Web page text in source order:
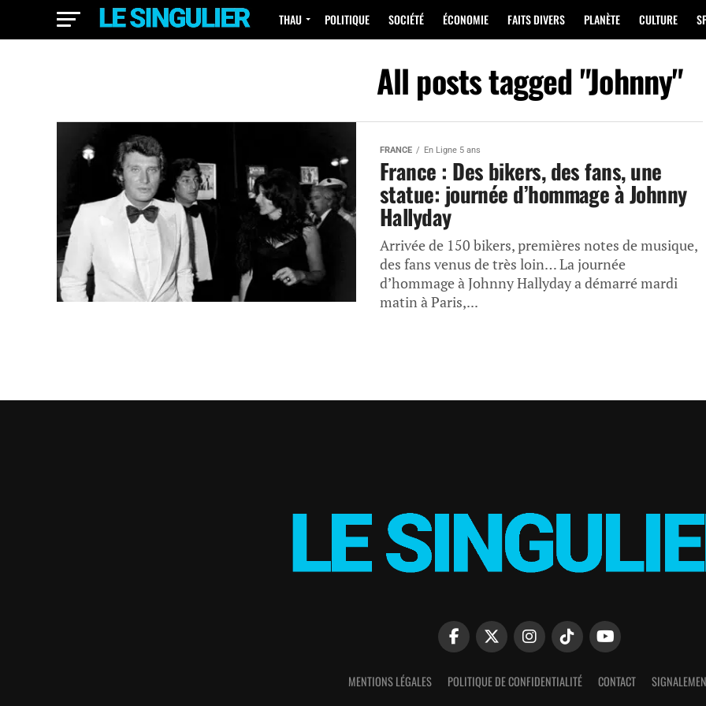
THAU POLITIQUE SOCIÉTÉ ÉCONOMIE FAITS DIVERS PLANÈTE CULTURE
All posts tagged "Johnny"
FRANCE En Ligne 5 ans
France : Des bikers, des fans, une
statue: journée d’hommage à Johnny
Hallyday
Arrivée de 150 bikers, premières notes de musique,
des fans venus de très loin… La journée
d’hommage à Johnny Hallyday a démarré mardi
matin à Paris,...
MENTIONS LÉGALES POLITIQUE DE CONFIDENTIALITÉ CONTACT